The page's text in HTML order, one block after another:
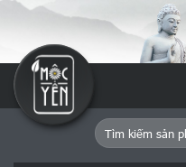
Skip
content
Tìm
kiếm: